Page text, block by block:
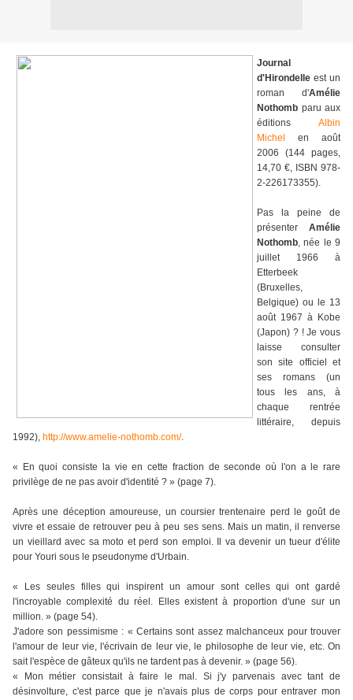
Journal
d'Hirondelle est un
roman d'Amélie
Nothomb paru aux
éditions Albin
Michel
en août
2006 (144 pages,
14,70 €, ISBN 978-
2-226173355).
Pas la peine de
présenter Amélie
Nothomb, née le 9
juillet 1966 à
Etterbeek
(Bruxelles,
Belgique) ou le 13
août 1967 à Kobe
(Japon) ? ! Je vous
laisse consulter
son site officiel et
ses romans (un
tous les ans, à
chaque rentrée
littéraire, depuis
1992), http://www.amelie-nothomb.com/.
« En quoi consiste la vie en cette fraction de seconde où l'on a le rare
privilège de ne pas avoir d'identité ? » (page 7).
Après une déception amoureuse, un coursier trentenaire perd le goût de
vivre et essaie de retrouver peu à peu ses sens. Mais un matin, il renverse
un vieillard avec sa moto et perd son emploi. Il va devenir un tueur d'élite
pour Youri sous le pseudonyme d'Urbain.
« Les seules filles qui inspirent un amour sont celles qui ont gardé
l'incroyable complexité du réel. Elles existent à proportion d'une sur un
million. » (page 54).
J'adore son pessimisme : « Certains sont assez malchanceux pour trouver
l'amour de leur vie, l'écrivain de leur vie, le philosophe de leur vie, etc. On
sait l'espèce de gâteux qu'ils ne tardent pas à devenir. » (page 56).
« Mon métier consistait à faire le mal. Si j'y parvenais avec tant de
désinvolture, c'est parce que je n'avais plus de corps pour entraver mon